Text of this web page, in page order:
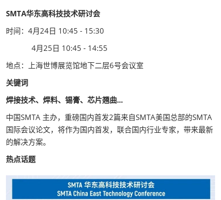
SMTA华东高科技技术研讨会
时间：4月24日 10:45 - 15:30
4月25日 10:45 - 14:55
地点：上海世博展览馆地下二层6号会议室
关键词
焊接技术、焊料、锡膏、芯片翘曲...
中国SMTA 主办，重磅国内首发2篇来自SMTA美国总部的SMTA
国际会议论文，将作为国内首发，联合国内行业专家，带来最新
的解决方案。
热点话题